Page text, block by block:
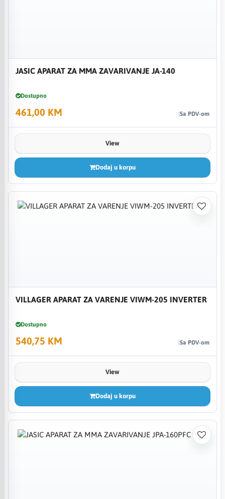
JASIC APARAT ZA MMA ZAVARIVANJE JA-140
Dostupno
461,00 KM Sa PDV-om
View
Dodaj u korpu
VILLAGER APARAT ZA VARENJE VIWM-205 INVERTER
Dostupno
540,75 KM Sa PDV-om
View
Dodaj u korpu